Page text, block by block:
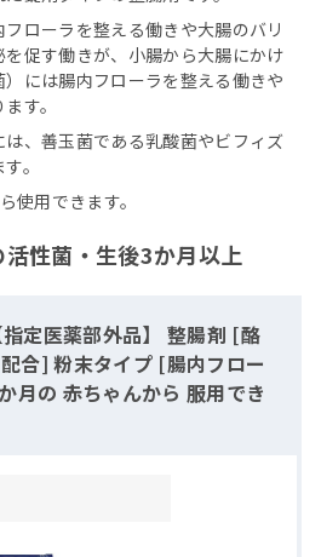
ローラを整える働きや大腸のバリ
促す働きが、小腸から大腸にかけ
には腸内フローラを整える働きや
す。
、善玉菌である乳酸菌やビフィズ
。
使用できます。
性菌・生後3か月以上
定医薬部外品】 整腸剤 [酪
合] 粉末タイプ [腸内フロー
月の 赤ちゃんから 服用でき